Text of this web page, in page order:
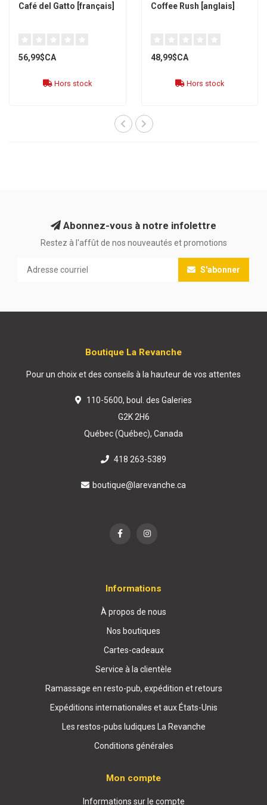
Café del Gatto [français]
56,99$CA
Hors stock
Coffee Rush [anglais]
48,99$CA
Hors stock
Abonnez-vous à notre infolettre
Restez à l'affût de nos nouveautés et promotions
S'abonner
Boutique La Revanche
Pour un choix et des conseils à la hauteur de vos attentes
110-5600, boul. des Galeries
G2K 2H6
Québec (Québec), Canada
418 263-5389
boutique@larevanche.ca
Informations
À propos de nous
Nos boutiques
Cartes-cadeaux
Service à la clientèle
Ramassage en resto-pub, expédition et retours
Expéditions internationales et aux États-Unis
Les restos-pubs ludiques La Revanche
Conditions générales
Mon compte
Informations sur le compte